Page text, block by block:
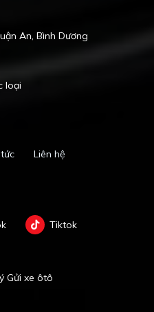
An, Bình Dương
loại
Liên hệ
Tiktok
Gửi xe ôtô